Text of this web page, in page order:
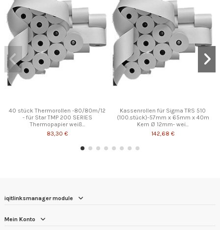
40 stück Thermorollen -80/80m/12
- für Star TMP 200 SERIES
Thermopapier weiß...
83,30 €
Kassenrollen für Sigma TRS 510
(100.stück)-57mm x 65mm x 40m
Kern Ø 12mm- wei...
142,68 €
iqitlinksmanager module
Mein Konto